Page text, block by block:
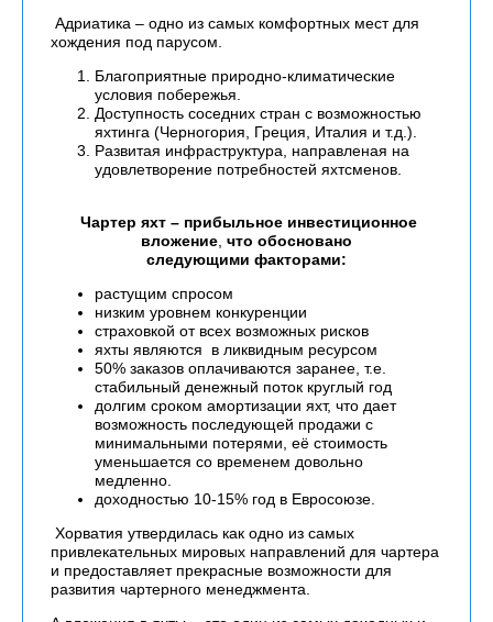
Адриатика – одно из самых комфортных мест для
хождения под парусом.
Благоприятные природно-климатические
условия побережья.
Доступность соседних стран с возможностью
яхтинга (Черногория, Греция, Италия и т.д.).
Развитая инфраструктура, направленая на
удовлетворение потребностей яхтсменов.
Чартер яхт – прибыльное инвестиционное
вложение что обосновано
следующими факторами:
растущим спросом
низким уровнем конкуренции
страховкой от всех возможных рисков
яхты являются в ликвидным ресурсом
50% заказов оплачиваются заранее, т.е.
стабильный денежный поток круглый год
долгим сроком амортизации яхт, что дает
возможность последующей продажи с
минимальными потерями, её стоимость
уменьшается со временем довольно
медленно.
доходностью 10-15% год в Евросоюзе.
Хорватия утвердилась как одно из самых
привлекательных мировых направлений для чартера
и предоставляет прекрасные возможности для
развития чартерного менеджмента.